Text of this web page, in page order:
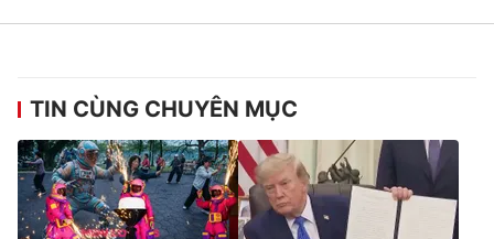
TIN CÙNG CHUYÊN MỤC